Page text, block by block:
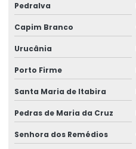
Pedralva
Capim Branco
Urucânia
Porto Firme
Santa Maria de Itabira
Pedras de Maria da Cruz
Senhora dos Remédios